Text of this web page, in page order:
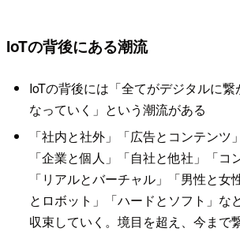
IoTの背後にある潮流
IoTの背後には「全てがデジタルに繋
なっていく」という潮流がある
「社内と社外」「広告とコンテンツ
「企業と個人」「自社と他社」「コ
「リアルとバーチャル」「男性と女
とロボット」「ハードとソフト」な
収束していく。境目を超え、今まで